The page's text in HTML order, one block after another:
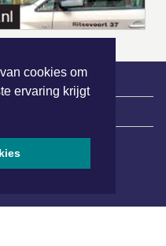
cookies om
ervaring krijgt